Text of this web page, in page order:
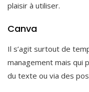
plaisir à utiliser.
Canva
Il s’agit surtout de
management mais qui
du texte ou via des